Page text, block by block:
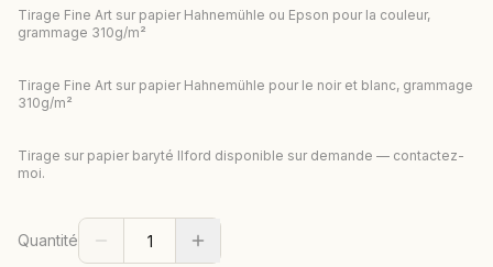
Tirage Fine Art sur papier Hahnemühle ou Epson pour la couleur,
grammage 310g/m²
Tirage Fine Art sur papier Hahnemühle pour le noir et blanc, grammage
310g/m²
Tirage sur papier baryté Ilford disponible sur demande — contactez-
moi.
Quantité